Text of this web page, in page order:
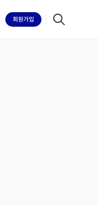
회원가입